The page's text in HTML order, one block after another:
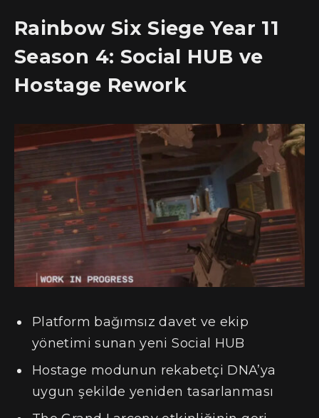
Rainbow Six Siege Year 11
Season 4: Social HUB ve
Hostage Rework
Platform bağımsız davet ve ekip
yönetimi sunan yeni Social HUB
Hostage modunun rekabetçi DNA’ya
uygun şekilde yeniden tasarlanması